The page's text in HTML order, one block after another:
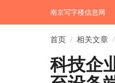
南京写字楼信息网
首页 相关文章
科技企